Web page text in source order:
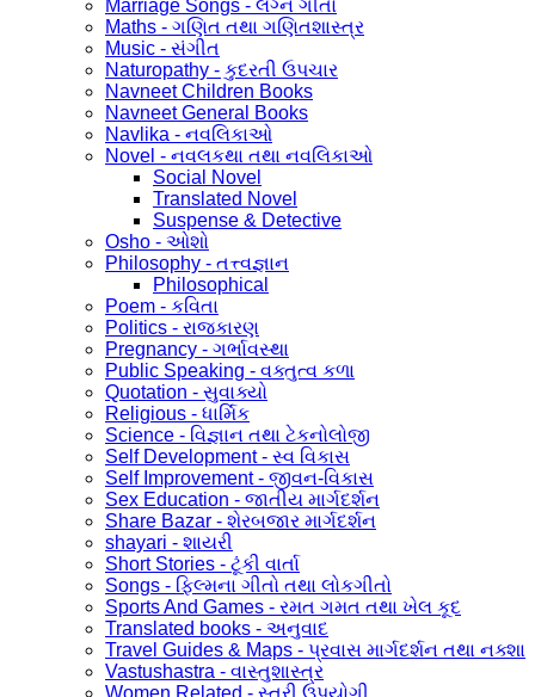
Marriage Songs - લગ્ન ગીતો
Maths - ગણિત તથા ગણિતશાસ્ત્ર
Music - સંગીત
Naturopathy - કુદરતી ઉપચાર
Navneet Children Books
Navneet General Books
Navlika - નવલિકાઓ
Novel - નવલકથા તથા નવલિકાઓ
Social Novel
Translated Novel
Suspense & Detective
Osho - ઓશો
Philosophy - તત્ત્વજ્ઞાન
Philosophical
Poem - કવિતા
Politics - રાજકારણ
Pregnancy - ગર્ભાવસ્થા
Public Speaking - વક્તુત્વ કળા
Quotation - સુવાક્યો
Religious - ધાર્મિક
Science - વિજ્ઞાન તથા ટેકનોલોજી
Self Development - સ્વ વિકાસ
Self Improvement - જીવન-વિકાસ
Sex Education - જાતીય માર્ગદર્શન
Share Bazar - શેરબજાર માર્ગદર્શન
shayari - શાયરી
Short Stories - ટૂંકી વાર્તા
Songs - ફિલ્મના ગીતો તથા લોકગીતો
Sports And Games - રમત ગમત તથા ખેલ કૂદ
Translated books - અનુવાદ
Travel Guides & Maps - પ્રવાસ માર્ગદર્શન તથા નક્શા
Vastushastra - વાસ્તુશાસ્ત્ર
Women Related - સ્ત્રી ઉપયોગી